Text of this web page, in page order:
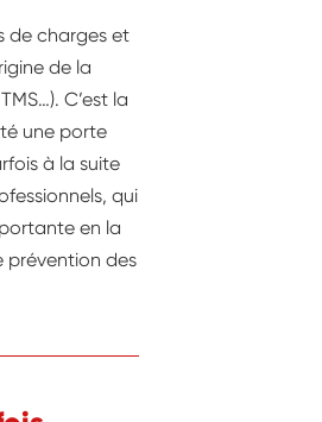
de charges et
de la
C’est la
une porte
à la suite
qui
en la
prévention des